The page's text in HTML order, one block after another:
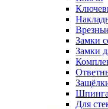
Замки
Замки
Для